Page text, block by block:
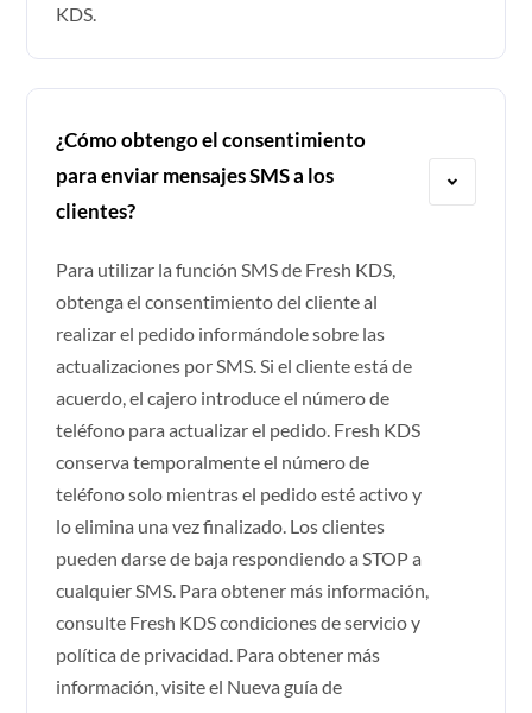
KDS
¿Cómo obtengo el consentimiento
para enviar mensajes SMS a los
clientes?
Para utilizar la función SMS de Fresh KDS,
obtenga el consentimiento del cliente al
realizar el pedido informándole sobre las
actualizaciones por SMS. Si el cliente está de
acuerdo, el cajero introduce el número de
teléfono para actualizar el pedido. Fresh KDS
conserva temporalmente el número de
teléfono solo mientras el pedido esté activo y
lo elimina una vez finalizado. Los clientes
pueden darse de baja respondiendo a STOP a
cualquier SMS. Para obtener más información,
consulte Fresh KDScondiciones de servicio y
política de privacidad . Para obtener más
información, visite el Nueva guía de